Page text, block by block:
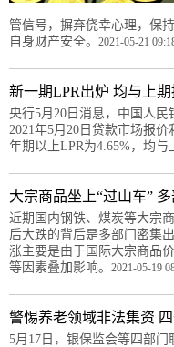
管信号，摒弃侥幸心理，保
自身财产安全。 2021-05-21
新一期LPR出炉 均与上
央行5月20日消息，中国人民
2021年5月20日贷款市场报
年期以上LPR为4.65%，均与
大宗商品坐上“过山车”
近期国内钢铁、煤炭等大宗
后大跌的背后是多部门密集
涨主要是由于国际大宗商品
等因素叠加影响。 2021-05-19
警惕养老领域非法集资
5月17日，银保监会等四部